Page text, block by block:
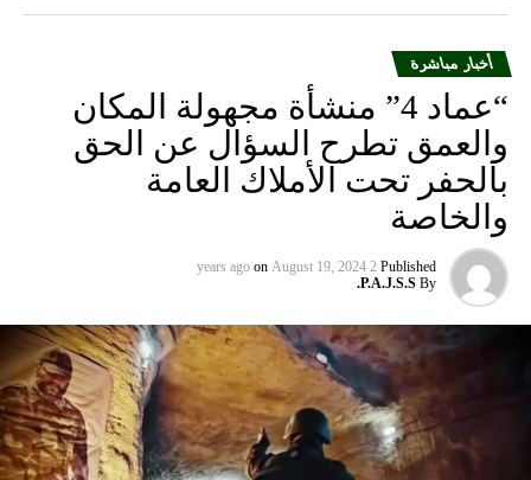
أخبار مباشرة
“عماد 4” منشأة مجهولة المكان
والعمق تطرح السؤال عن الحق
بالحفر تحت الأملاك العامة
والخاصة
Published
2 years ago
on August 19, 2024
By
P.A.J.S.S.